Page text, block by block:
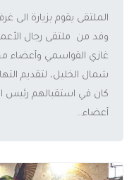
الملتقى يقوم بزيارة الى
وفد من ملتقى رجال
غازي القواسمي وأعضاء
شمال الخليل، لتقديم
كان في استقبالهم رئيس
أعضاء...